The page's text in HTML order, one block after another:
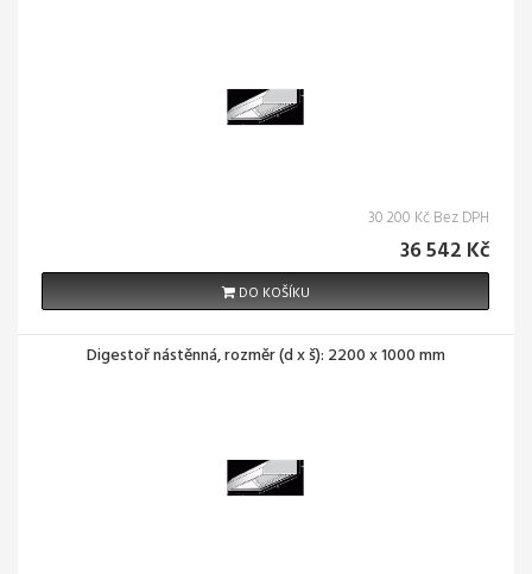
30 200 Kč Bez DPH
36 542 Kč
DO KOŠÍKU
Digestoř nástěnná, rozměr (d x š): 2200 x 1000 mm